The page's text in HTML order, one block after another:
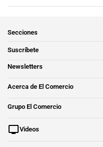
Secciones
Suscríbete
Newsletters
Acerca de El Comercio
Grupo El Comercio
Videos